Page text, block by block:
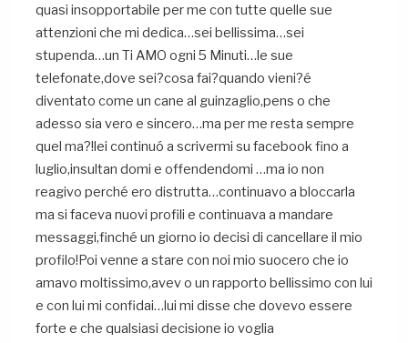
quasi insopportabile per me con tutte quelle sue
attenzioni che mi dedica…sei bellissima…sei
stupenda…un Ti AMO ogni 5 Minuti…le sue
telefonate,dove sei?cosa fai?quando vieni?é
diventato come un cane al guinzaglio,pens o che
adesso sia vero e sincero…ma per me resta sempre
quel ma?!lei continuó a scrivermi su facebook fino a
luglio,insultan domi e offendendomi …ma io non
reagivo perché ero distrutta…continuavo a bloccarla
ma si faceva nuovi profili e continuava a mandare
messaggi,finché un giorno io decisi di cancellare il mio
profilo!Poi venne a stare con noi mio suocero che io
amavo moltissimo,avev o un rapporto bellissimo con lui
e con lui mi confidai…lui mi disse che dovevo essere
forte e che qualsiasi decisione io voglia